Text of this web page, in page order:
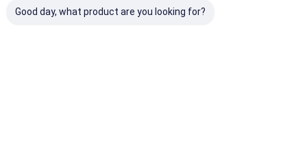
© 2026 YB Poker Cheat Co., Ltd. All Rights Reserved.
Good day, what product are you looking for?